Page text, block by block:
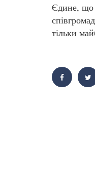
Єдине, що
тільки